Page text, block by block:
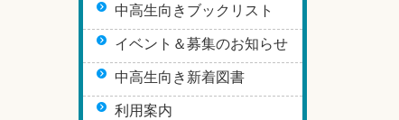
中高生向きブックリスト
イベント＆募集のお知らせ
中高生向き新着図書
利用案内